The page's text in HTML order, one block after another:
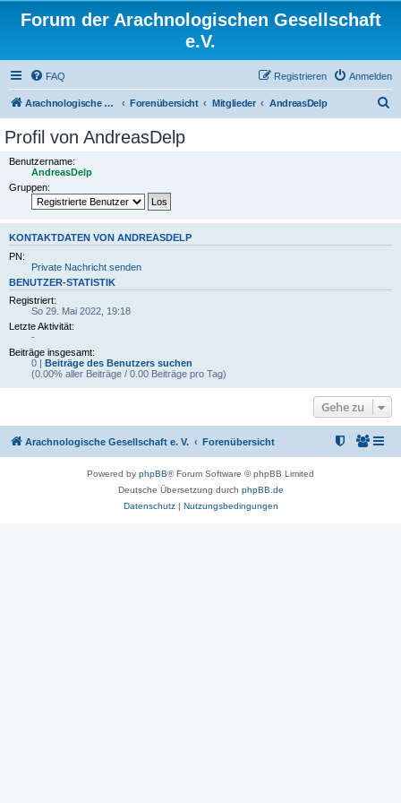
Forum der Arachnologischen Gesellschaft
e.V.
FAQ Anmelden
Registrieren
Arachnologische Gesellschaft e. V. Forenübersicht Mitglieder AndreasDelp
Profil von AndreasDelp
Benutzername:
AndreasDelp
Gruppen:
KONTAKTDATEN VON ANDREASDELP
PN:
Private Nachricht senden
BENUTZER-STATISTIK
Registriert:
So 29. Mai 2022, 19:18
Letzte Aktivität:
-
Beiträge insgesamt:
0 | Beiträge des Benutzers suchen
(0.00% aller Beiträge / 0.00 Beiträge pro Tag)
Gehe zu
Arachnologische Gesellschaft e. V. Forenübersicht
Powered by phpBB® Forum Software © phpBB Limited
Deutsche Übersetzung durch phpBB.de
Datenschutz| Nutzungsbedingungen